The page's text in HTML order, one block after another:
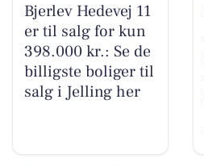
Bjerlev Hedevej 11
er til salg for kun
398.000 kr.: Se de
billigste boliger til
salg i Jelling her